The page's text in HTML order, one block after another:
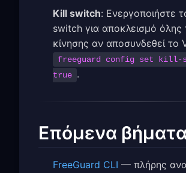
Kill switch: Ενεργοποιήστε
switch για αποκλεισμό όλης
κίνησης αν αποσυνδεθεί το
freeguard config set kill-
true .
Επόμενα βήματα
FreeGuard CLI — πλήρης